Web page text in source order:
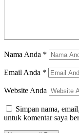
Nama Anda *
Email Anda *
Website Anda
Simpan nama,
untuk komentar saya